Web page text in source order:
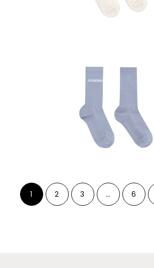
1 2 3 … 6